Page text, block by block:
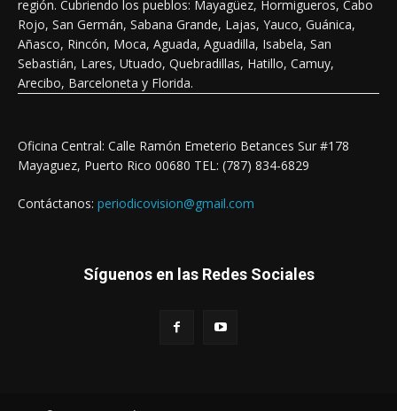
región. Cubriendo los pueblos: Mayagüez, Hormigueros, Cabo
Rojo, San Germán, Sabana Grande, Lajas, Yauco, Guánica,
Añasco, Rincón, Moca, Aguada, Aguadilla, Isabela, San
Sebastián, Lares, Utuado, Quebradillas, Hatillo, Camuy,
Arecibo, Barceloneta y Florida.
Oficina Central: Calle Ramón Emeterio Betances Sur #178
Mayaguez, Puerto Rico 00680 TEL: (787) 834-6829
Contáctanos: periodicovision@gmail.com
Síguenos en las Redes Sociales